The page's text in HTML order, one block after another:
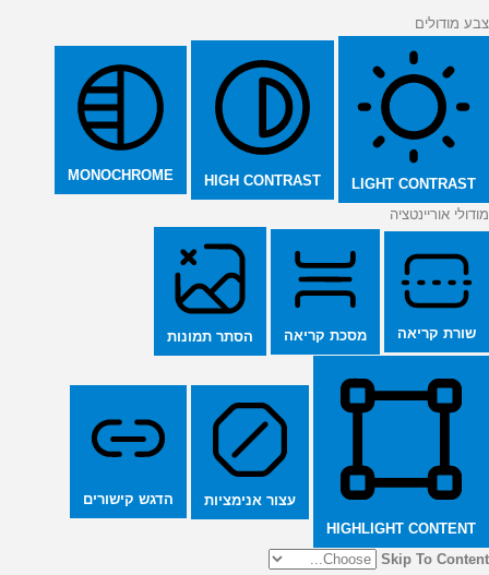
צבע מודולים
LIGHT CONTRAST
HIGH CONTRAST
MONOCHROME
מודולי אוריינטציה
שורת קריאה מסכת קריאה הסתר תמונות
HIGHLIGHT CONTENT
עצור אנימציות הדגש קישורים
Skip To Content